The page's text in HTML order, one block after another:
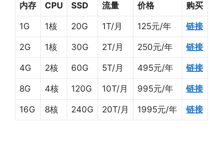
内存 CPU SSD 流量 价格 购买
1G 1核 20G 1T/月 125元/年 链接
2G 1核 30G 2T/月 250元/年 链接
4G 2核 60G 5T/月 495元/年 链接
8G 4核 120G 10T/月 995元/年 链接
16G 8核 240G 20T/月 1995元/年 链接